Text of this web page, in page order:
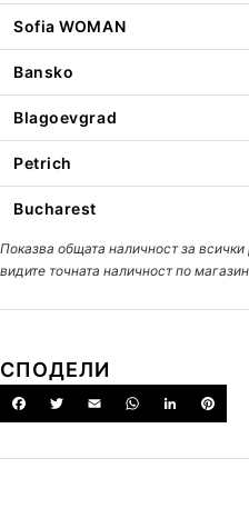
Sofia WOMAN
Bansko
Blagoevgrad
Petrich
Bucharest
Показва общата наличност за
видите точната наличност по
СПОДЕЛИ